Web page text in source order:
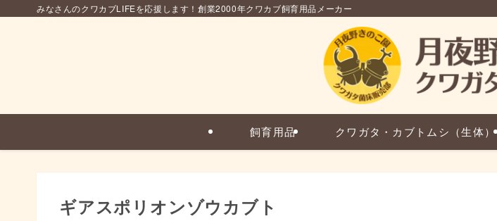
みなさんのクワカブLIFEを応援します！創業2000年クワカブ飼育用品メーカー
飼育用品 クワガタ・カブトムシ（生体）
ギアスポリオンゾウカブト